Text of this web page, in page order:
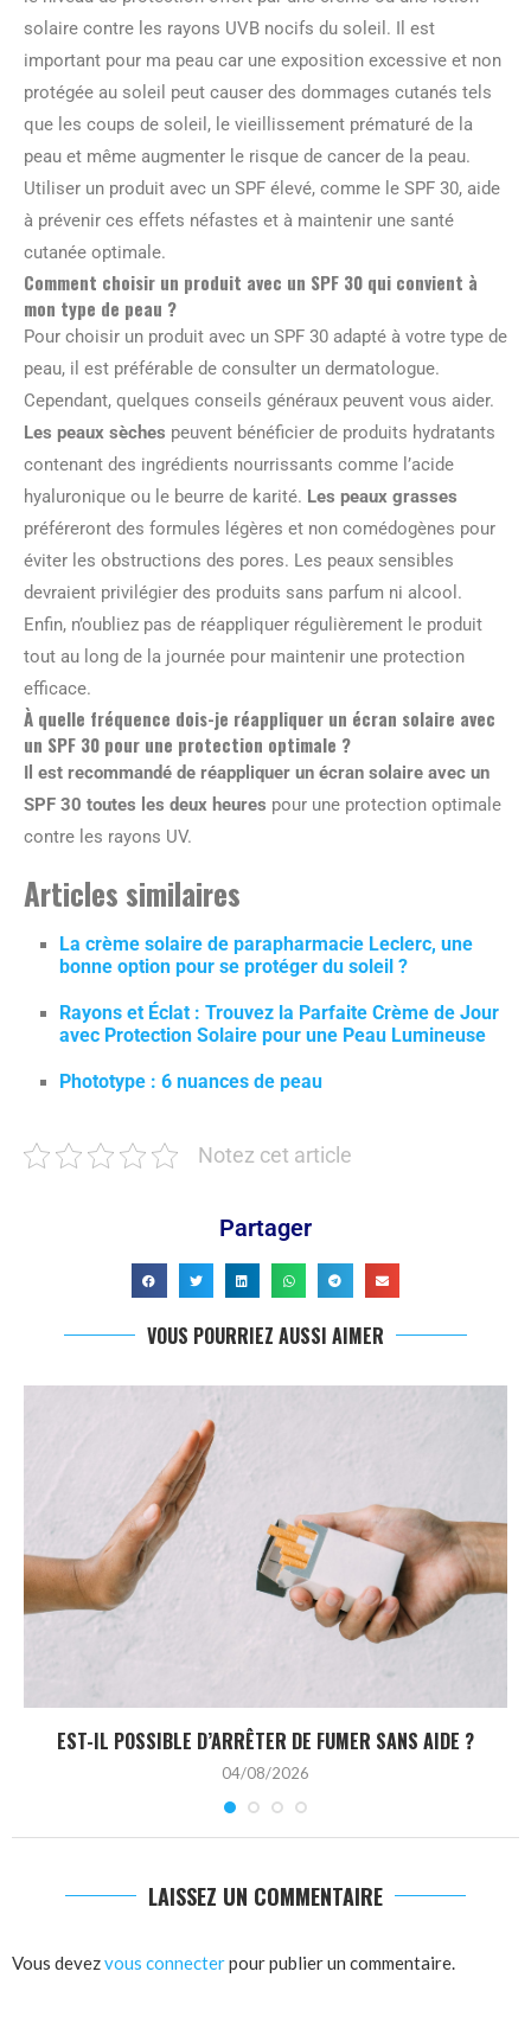
solaire contre les rayons UVB nocifs du soleil. Il est
important pour ma peau car une exposition excessive et non
protégée au soleil peut causer des dommages cutanés tels
que les coups de soleil, le vieillissement prématuré de la
peau et même augmenter le risque de cancer de la peau.
Utiliser un produit avec un SPF élevé, comme le SPF 30, aide
à prévenir ces effets néfastes et à maintenir une santé
cutanée optimale.
Comment choisir un produit avec un SPF 30 qui convient à
mon type de peau ?
Pour choisir un produit avec un SPF 30 adapté à votre type de
peau, il est préférable de consulter un dermatologue.
Cependant, quelques conseils généraux peuvent vous aider.
Les peaux sèches peuvent bénéficier de produits hydratants
contenant des ingrédients nourrissants comme l’acide
hyaluronique ou le beurre de karité. Les peaux grasses
préféreront des formules légères et non comédogènes pour
éviter les obstructions des pores. Les peaux sensibles
devraient privilégier des produits sans parfum ni alcool.
Enfin, n’oubliez pas de réappliquer régulièrement le produit
tout au long de la journée pour maintenir une protection
efficace.
À quelle fréquence dois-je réappliquer un écran solaire avec
un SPF 30 pour une protection optimale ?
Il est recommandé de réappliquer un écran solaire avec un
SPF 30 toutes les deux heures pour une protection optimale
contre les rayons UV.
Articles similaires
La crème solaire de parapharmacie Leclerc, une
bonne option pour se protéger du soleil ?
Rayons et Éclat : Trouvez la Parfaite Crème de Jour
avec Protection Solaire pour une Peau Lumineuse
Phototype : 6 nuances de peau
Notez cet article
Partager
VOUS POURRIEZ AUSSI AIMER
EST-IL POSSIBLE D’ARRÊTER DE FUMER SANS AIDE ?
04/08/2026
LAISSEZ UN COMMENTAIRE
Vous devezvous connecterpour publier un commentaire.